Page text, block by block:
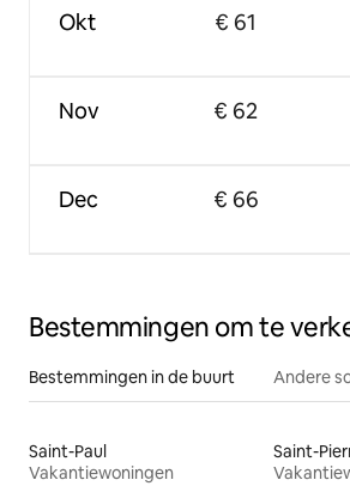
Okt
Nov
Dec
€ 61
€ 62
€ 66
Bestemmingen om te
Bestemmingen in de buurt Andere
Saint-Paul
Vakantiewoningen
Saint-